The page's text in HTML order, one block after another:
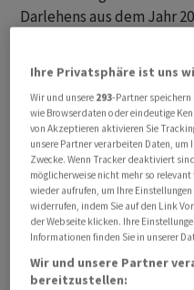
Darlehens aus dem Jahr
Tranchen zwischen Juni
gewesen. Die
und fünf bleiben
Bei den geänderten
Zahlung vereinbarter
wiederum komme nun in
erfolgsabhängigen
laut Mitteilung noch
Konditionen.
Ihre Privatsphäre ist uns
Wir und unsere 293-Partner speichern
wie Browserdaten oder eindeutige
von Akzeptieren aktivieren Sie
unsere Partner verarbeiten Daten,
Zwecke. Wenn Tracker deaktiviert
möglicherweise nicht mehr so
wieder aufrufen, um Ihre
widerrufen, indem Sie auf den Link
der Webseite klicken. Ihre
Informationen finden Sie in unserer
Wir und unsere Partner
bereitzustellen: